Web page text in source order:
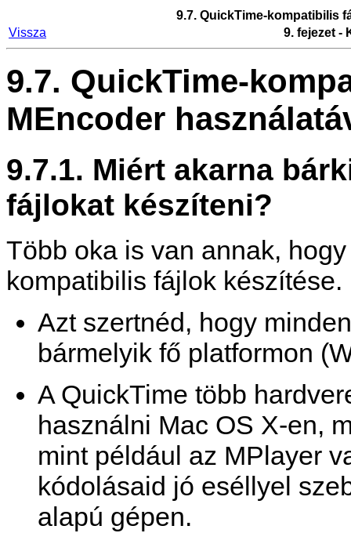
9.7. QuickTime-kompatibilis
Vissza
9. fejezet -
9.7. QuickTime-
MEncoder
9.7.1. Miért akarna
fájlokat készíteni?
Több oka is van annak,
kompatibilis fájlok készítése.
Azt szertnéd, hogy
bármelyik fő platformon
A QuickTime több
használni Mac OS X-en,
mint például az MPlayer
kódolásaid jó eséllyel
alapú gépen.